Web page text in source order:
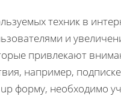
техник в
и
привлекают
например,
форму, необходимо